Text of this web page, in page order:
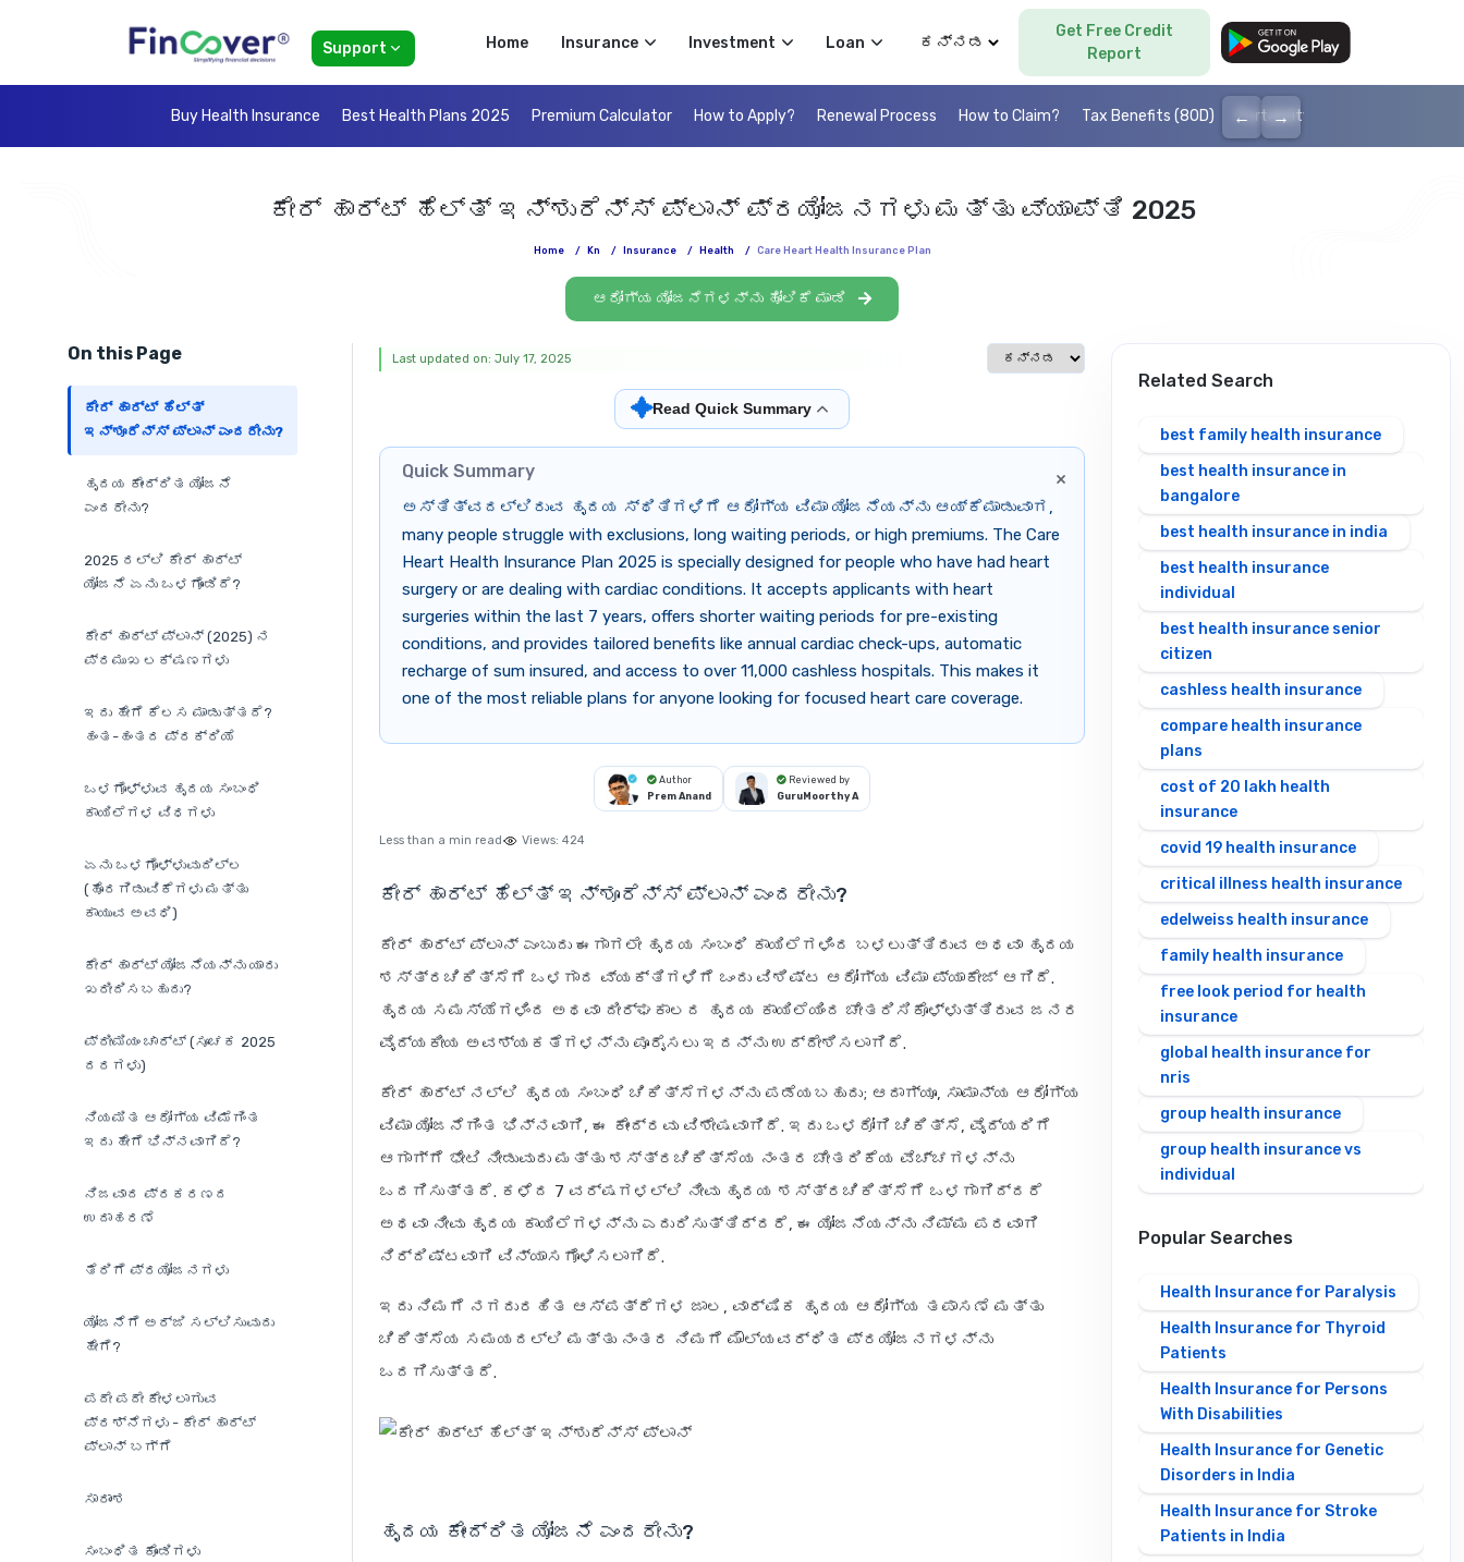
Support Home Insurance Investment Loan Select Language
Get Free Credit
Report
Buy Health Insurance Best Health Plans 2025 Premium Calculator How to Apply? Renewal Process How to Claim? Tax Benefits (80D) Portability
← →
ಕೇರ್ ಹಾರ್ಟ್ ಹೆಲ್ತ್ ಇನ್ಶುರೆನ್ಸ್ ಪ್ಲಾನ್ ಪ್ರಯೋಜನಗಳು ಮತ್ತು ವ್ಯಾಪ್ತಿ 2025
Home / Kn / Insurance / Health / Care Heart Health Insurance Plan
ಆರೋಗ್ಯ ಯೋಜನೆಗಳನ್ನು ಹೋಲಿಕೆ ಮಾಡಿ
On this Page
ಕೇರ್ ಹಾರ್ಟ್ ಹೆಲ್ತ್
ಇನ್ಶೂರೆನ್ಸ್ ಪ್ಲಾನ್ ಎಂದರೇನು?
ಹೃದಯ ಕೇಂದ್ರಿತ ಯೋಜನೆ
ಎಂದರೇನು?
2025 ರಲ್ಲಿ ಕೇರ್ ಹಾರ್ಟ್
ಯೋಜನೆ ಏನು ಒಳಗೊಂಡಿದೆ?
ಕೇರ್ ಹಾರ್ಟ್ ಪ್ಲಾನ್ (2025) ನ
ಪ್ರಮುಖ ಲಕ್ಷಣಗಳು
ಇದು ಹೇಗೆ ಕೆಲಸ ಮಾಡುತ್ತದೆ?
ಹಂತ-ಹಂತದ ಪ್ರಕ್ರಿಯೆ
ಒಳಗೊಳ್ಳುವ ಹೃದಯ ಸಂಬಂಧಿ
ಕಾಯಿಲೆಗಳ ವಿಧಗಳು
ಏನು ಒಳಗೊಳ್ಳುವುದಿಲ್ಲ
(ಹೊರಗಿಡುವಿಕೆಗಳು ಮತ್ತು
ಕಾಯುವ ಅವಧಿ)
ಕೇರ್ ಹಾರ್ಟ್ ಯೋಜನೆಯನ್ನು ಯಾರು
ಖರೀದಿಸಬಹುದು?
ಪ್ರೀಮಿಯಂ ಚಾರ್ಟ್ (ಸೂಚಕ 2025
ದರಗಳು)
ನಿಯಮಿತ ಆರೋಗ್ಯ ವಿಮೆಗಿಂತ
ಇದು ಹೇಗೆ ಭಿನ್ನವಾಗಿದೆ?
ನಿಜವಾದ ಪ್ರಕರಣದ
ಉದಾಹರಣೆ
ತೆರಿಗೆ ಪ್ರಯೋಜನಗಳು
ಯೋಜನೆಗೆ ಅರ್ಜಿ ಸಲ್ಲಿಸುವುದು
ಹೇಗೆ?
ಪದೇ ಪದೇ ಕೇಳಲಾಗುವ
ಪ್ರಶ್ನೆಗಳು - ಕೇರ್ ಹಾರ್ಟ್
ಪ್ಲಾನ್ ಬಗ್ಗೆ
ಸಾರಾಂಶ
ಸಂಬಂಧಿತ ಕೊಂಡಿಗಳು
Select language
Last updated on: July 17, 2025
✦Read Quick Summary
×
Quick Summary
ಅಸ್ತಿತ್ವದಲ್ಲಿರುವ ಹೃದಯ ಸ್ಥಿತಿಗಳಿಗೆ ಆರೋಗ್ಯ ವಿಮಾ ಯೋಜನೆಯನ್ನು ಆಯ್ಕೆಮಾಡುವಾಗ,
many people struggle with exclusions, long waiting periods, or high premiums. The Care
Heart Health Insurance Plan 2025 is specially designed for people who have had heart
surgery or are dealing with cardiac conditions. It accepts applicants with heart
surgeries within the last 7 years, offers shorter waiting periods for pre-existing
conditions, and provides tailored benefits like annual cardiac check-ups, automatic
recharge of sum insured, and access to over 11,000 cashless hospitals. This makes it
one of the most reliable plans for anyone looking for focused heart care coverage.
Author
Prem Anand
Reviewed by
GuruMoorthy A
Less than a min read Views: 424
ಕೇರ್ ಹಾರ್ಟ್ ಹೆಲ್ತ್ ಇನ್ಶೂರೆನ್ಸ್ ಪ್ಲಾನ್ ಎಂದರೇನು?
ಕೇರ್ ಹಾರ್ಟ್ ಪ್ಲಾನ್ ಎಂಬುದು ಈಗಾಗಲೇ ಹೃದಯ ಸಂಬಂಧಿ ಕಾಯಿಲೆಗಳಿಂದ ಬಳಲುತ್ತಿರುವ ಅಥವಾ ಹೃದಯ
ಶಸ್ತ್ರಚಿಕಿತ್ಸೆಗೆ ಒಳಗಾದ ವ್ಯಕ್ತಿಗಳಿಗೆ ಒಂದು ವಿಶಿಷ್ಟ ಆರೋಗ್ಯ ವಿಮಾ ಪ್ಯಾಕೇಜ್ ಆಗಿದೆ.
ಹೃದಯ ಸಮಸ್ಯೆಗಳಿಂದ ಅಥವಾ ದೀರ್ಘಕಾಲದ ಹೃದಯ ಕಾಯಿಲೆಯಿಂದ ಚೇತರಿಸಿಕೊಳ್ಳುತ್ತಿರುವ ಜನರ
ವೈದ್ಯಕೀಯ ಅವಶ್ಯಕತೆಗಳನ್ನು ಪೂರೈಸಲು ಇದನ್ನು ಉದ್ದೇಶಿಸಲಾಗಿದೆ.
ಕೇರ್ ಹಾರ್ಟ್ ನಲ್ಲಿ ಹೃದಯ ಸಂಬಂಧಿ ಚಿಕಿತ್ಸೆಗಳನ್ನು ಪಡೆಯಬಹುದು; ಆದಾಗ್ಯೂ, ಸಾಮಾನ್ಯ ಆರೋಗ್ಯ
ವಿಮಾ ಯೋಜನೆಗಿಂತ ಭಿನ್ನವಾಗಿ, ಈ ಕೇಂದ್ರವು ವಿಶೇಷವಾಗಿದೆ. ಇದು ಒಳರೋಗಿ ಚಿಕಿತ್ಸೆ, ವೈದ್ಯರಿಗೆ
ಆಗಾಗ್ಗೆ ಭೇಟಿ ನೀಡುವುದು ಮತ್ತು ಶಸ್ತ್ರಚಿಕಿತ್ಸೆಯ ನಂತರ ಚೇತರಿಕೆಯ ವೆಚ್ಚಗಳನ್ನು
ಒದಗಿಸುತ್ತದೆ. ಕಳೆದ 7 ವರ್ಷಗಳಲ್ಲಿ ನೀವು ಹೃದಯ ಶಸ್ತ್ರಚಿಕಿತ್ಸೆಗೆ ಒಳಗಾಗಿದ್ದರೆ
ಅಥವಾ ನೀವು ಹೃದಯ ಕಾಯಿಲೆಗಳನ್ನು ಎದುರಿಸುತ್ತಿದ್ದರೆ, ಈ ಯೋಜನೆಯನ್ನು ನಿಮ್ಮ ಪರವಾಗಿ
ನಿರ್ದಿಷ್ಟವಾಗಿ ವಿನ್ಯಾಸಗೊಳಿಸಲಾಗಿದೆ.
ಇದು ನಿಮಗೆ ನಗದುರಹಿತ ಆಸ್ಪತ್ರೆಗಳ ಜಾಲ, ವಾರ್ಷಿಕ ಹೃದಯ ಆರೋಗ್ಯ ತಪಾಸಣೆ ಮತ್ತು
ಚಿಕಿತ್ಸೆಯ ಸಮಯದಲ್ಲಿ ಮತ್ತು ನಂತರ ನಿಮಗೆ ಮೌಲ್ಯವರ್ಧಿತ ಪ್ರಯೋಜನಗಳನ್ನು
ಒದಗಿಸುತ್ತದೆ.
ಹೃದಯ ಕೇಂದ್ರಿತ ಯೋಜನೆ ಎಂದರೇನು?
Related Search
best family health insurance
best health insurance in
bangalore
best health insurance in india
best health insurance
individual
best health insurance senior
citizen
cashless health insurance
compare health insurance
plans
cost of 20 lakh health
insurance
covid 19 health insurance
critical illness health insurance
edelweiss health insurance
family health insurance
free look period for health
insurance
global health insurance for
nris
group health insurance
group health insurance vs
individual
Popular Searches
Health Insurance for Paralysis
Health Insurance for Thyroid
Patients
Health Insurance for Persons
With Disabilities
Health Insurance for Genetic
Disorders in India
Health Insurance for Stroke
Patients in India